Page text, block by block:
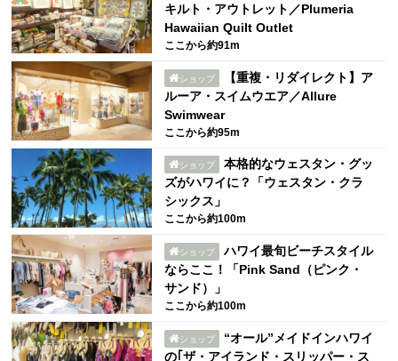
キルト・アウトレット／Plumeria
Hawaiian Quilt Outlet
ここから約91m
ショップ
【重複・リダイレクト】ア
ルーア・スイムウエア／Allure
Swimwear
ここから約95m
ショップ
本格的なウェスタン・グッ
ズがハワイに？「ウェスタン・クラ
シックス」
ここから約100m
ショップ
ハワイ最旬ビーチスタイル
ならここ！「Pink Sand（ピンク・
サンド）」
ここから約100m
ショップ
“オール”メイドインハワイ
の｢ザ・アイランド・スリッパー・ス